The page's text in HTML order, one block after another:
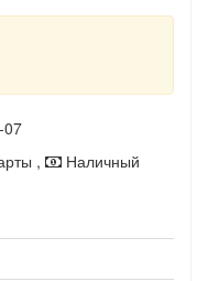
07
,
Наличный